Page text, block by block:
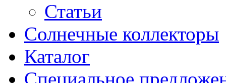
Статьи
Солнечные коллекторы
Каталог